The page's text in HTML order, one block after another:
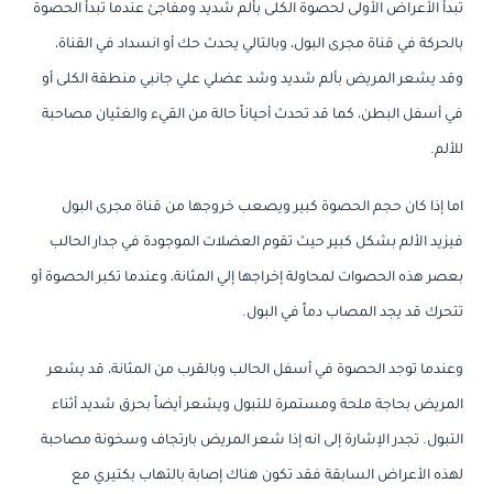
تبدأ الأعراض الأولى لحصوة الكلى بألم شديد ومفاجئ عندما تبدأ الحصوة
بالحركة في قناة مجرى البول، وبالتالي يحدث حك أو انسداد في القناة،
وقد يشعر المريض بألم شديد وشد عضلي علي جانبي منطقة الكلى أو
في أسفل البطن، كما قد تحدث أحياناً حالة من القيء والغثيان مصاحبة
للألم.
اما إذا كان حجم الحصوة كبير ويصعب خروجها من قناة مجرى البول
فيزيد الألم بشكل كبير حيث تقوم العضلات الموجودة في جدار الحالب
بعصر هذه الحصوات لمحاولة إخراجها إلي المثانة، وعندما تكبر الحصوة أو
تتحرك قد يجد المصاب دماً في البول.
وعندما توجد الحصوة في أسفل الحالب وبالقرب من المثانة، قد يشعر
المريض بحاجة ملحة ومستمرة للتبول ويشعر أيضاً بحرق شديد أثناء
التبول. تجدر الإشارة إلى انه إذا شعر المريض بارتجاف وسخونة مصاحبة
لهذه الأعراض السابقة فقد تكون هناك إصابة بالتهاب بكتيري مع